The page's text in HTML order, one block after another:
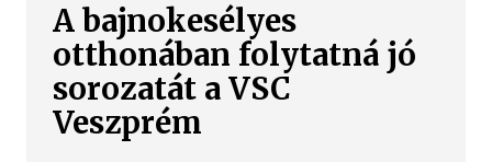
A bajnokesélyes
otthonában folytatná jó
sorozatát a VSC
Veszprém